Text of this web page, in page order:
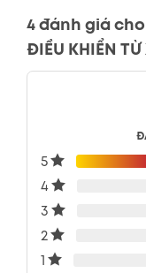
4 đánh giá cho
ĐIỀU KHIỂN TỪ
5
4
3
2
1